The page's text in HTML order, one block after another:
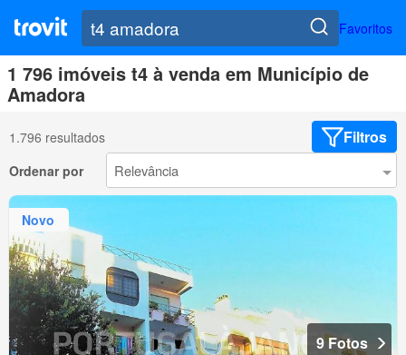
Favoritos
1 796 imóveis t4 à venda em Município de
Amadora
1.796 resultados Filtros
Ordenar por
Novo
9 Fotos